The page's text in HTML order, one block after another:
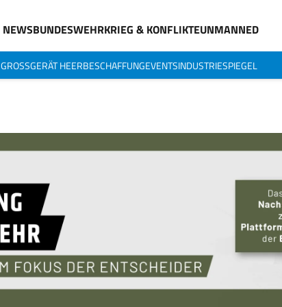
NEWSBUNDESWEHRKRIEG & KONFLIKTEUNMANNED
GROSSGERÄT HEERBESCHAFFUNGEVENTSINDUSTRIESPIEGEL